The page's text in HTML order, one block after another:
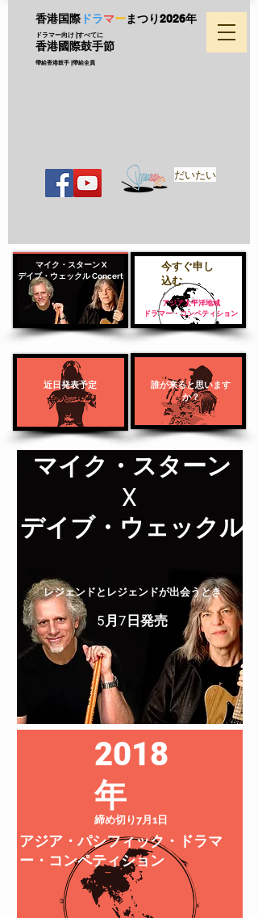
香港国際 ドラマーまつり2026年
ドラマー向け |すべてに
香港國際鼓手節
帶給香港鼓手 |帶給全員
だいたい
マイク・スターン X
デイブ・ウェックル Concert
アジア太平洋地域
ドラマー・コンペティション
今すぐ申し
込む
近日発表予定
誰が来ると思います
か？
マイク・スターン
X
デイブ・ウェックル
レジェンドとレジェンドが出会うとき
5月7日発売
2018
年
締め切り7月1日
アジア・パシフィック・ドラマ
ー・コンペティション